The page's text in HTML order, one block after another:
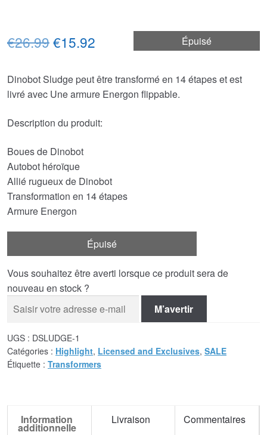
Épuisé
€26.99Le
initial
€26.99.
€15.92
actuel
€15.92.
Dinobot Sludge peut être transformé en 14 étapes et est
livré avec Une armure Energon flippable.
Description du produit:
Boues de Dinobot
Autobot héroïque
Allié rugueux de Dinobot
Transformation en 14 étapes
Armure Energon
Épuisé
Vous souhaitez être averti lorsque ce produit sera de
nouveau en stock ?
M’avertir
UGS : DSLUDGE-1
Catégories : Highlight, Licensed and Exclusives, SALE
Étiquette : Transformers
Information
additionnelle
Livraison Commentaires